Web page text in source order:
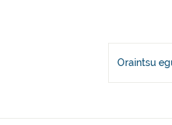
Oraintsu